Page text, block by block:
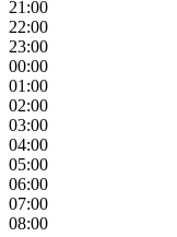
21:00
22:00
23:00
00:00
01:00
02:00
03:00
04:00
05:00
06:00
07:00
08:00